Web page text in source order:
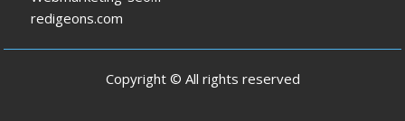
redigeons.com
Copyright © All rights reserved